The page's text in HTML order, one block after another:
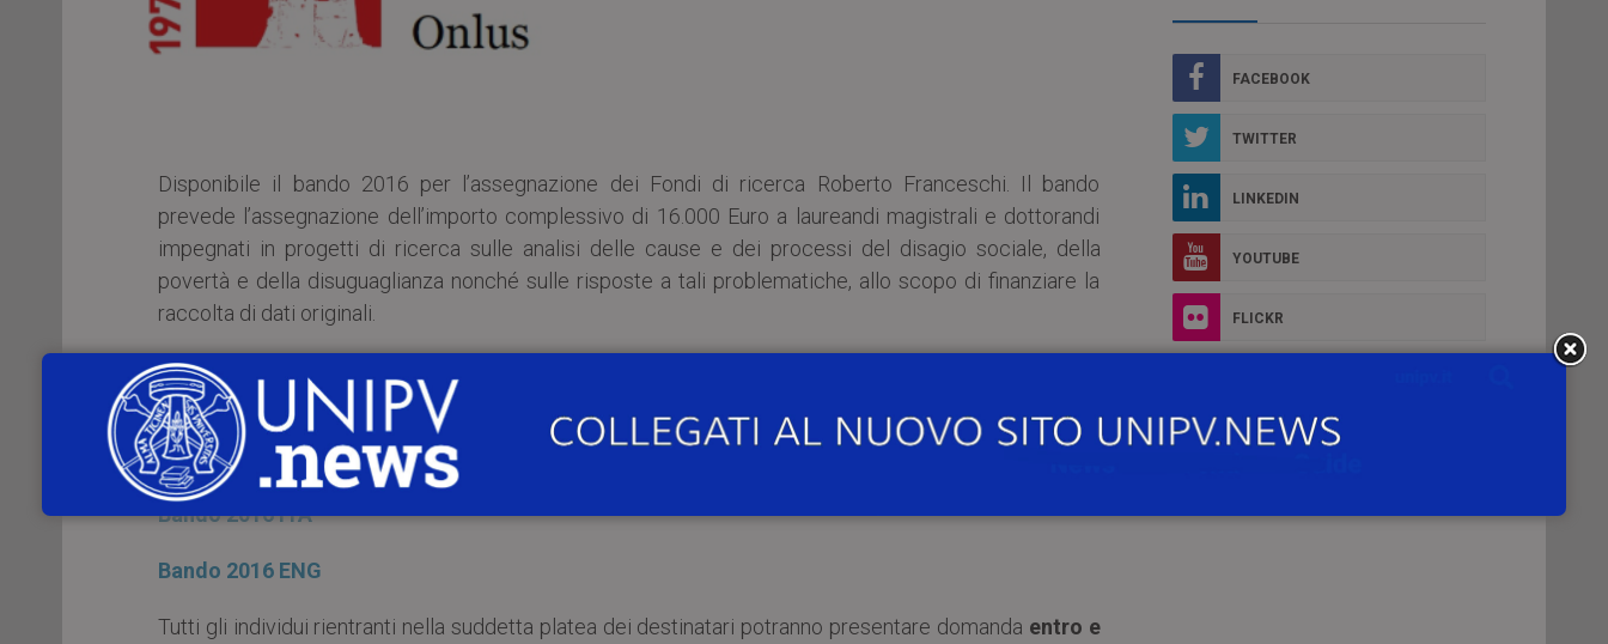
Disponibile il bando 2016 per l’assegnazione dei Fondi di ricerca Roberto Franceschi. Il bando
prevede l’assegnazione dell’importo complessivo di 16.000 Euro a laureandi magistrali e dottorandi
impegnati in progetti di ricerca sulle analisi delle cause e dei processi del disagio sociale, della
povertà e della disuguaglianza nonché sulle risposte a tali problematiche, allo scopo di finanziare la
raccolta di dati originali.
I destinatari sono gli studenti dell’Università degli Studi di Pavia e degli altri atenei lombardi.
Il bando, in italiano e in inglese, è pubblicato anche alla seguente pagina del sito:
http://www.fondfranceschi.it/sez_cosa_facciamo/fondi-di-ricerca
Bando 2016 ITA
Bando 2016 ENG
Tutti gli individui rientranti nella suddetta platea dei destinatari potranno presentare domanda entro e
FACEBOOK
TWITTER
LINKEDIN
YOUTUBE
FLICKR